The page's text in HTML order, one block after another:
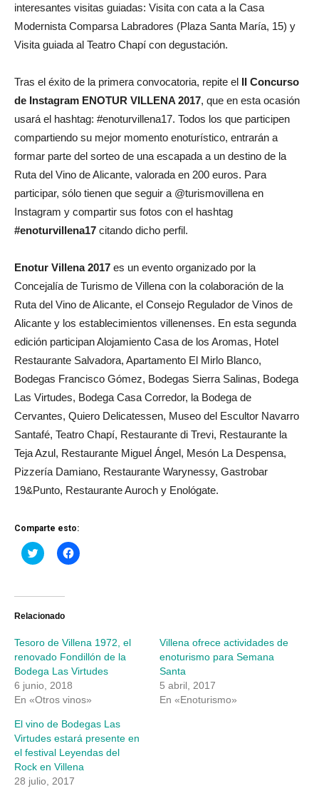
interesantes visitas guiadas: Visita con cata a la Casa
Modernista Comparsa Labradores (Plaza Santa María, 15) y
Visita guiada al Teatro Chapí con degustación.
Tras el éxito de la primera convocatoria, repite el II Concurso
de Instagram ENOTUR VILLENA 2017, que en esta ocasión
usará el hashtag: #enoturvillena17. Todos los que participen
compartiendo su mejor momento enoturístico, entrarán a
formar parte del sorteo de una escapada a un destino de la
Ruta del Vino de Alicante, valorada en 200 euros. Para
participar, sólo tienen que seguir a @turismovillena en
Instagram y compartir sus fotos con el hashtag
#enoturvillena17 citando dicho perfil.
Enotur Villena 2017 es un evento organizado por la
Concejalía de Turismo de Villena con la colaboración de la
Ruta del Vino de Alicante, el Consejo Regulador de Vinos de
Alicante y los establecimientos villenenses. En esta segunda
edición participan Alojamiento Casa de los Aromas, Hotel
Restaurante Salvadora, Apartamento El Mirlo Blanco,
Bodegas Francisco Gómez, Bodegas Sierra Salinas, Bodega
Las Virtudes, Bodega Casa Corredor, la Bodega de
Cervantes, Quiero Delicatessen, Museo del Escultor Navarro
Santafé, Teatro Chapí, Restaurante di Trevi, Restaurante la
Teja Azul, Restaurante Miguel Ángel, Mesón La Despensa,
Pizzería Damiano, Restaurante Warynessy, Gastrobar
19&Punto, Restaurante Auroch y Enológate.
Comparte esto:
Haz
clic
Twitter
abre
ventana
nueva)
Haz
clic
ventana
nueva)
Relacionado
Tesoro de Villena 1972, el
renovado Fondillón de la
Bodega Las Virtudes
6 junio, 2018
En «Otros vinos»
Villena ofrece actividades de
enoturismo para Semana
Santa
5 abril, 2017
En «Enoturismo»
El vino de Bodegas Las
Virtudes estará presente en
el festival Leyendas del
Rock en Villena
28 julio, 2017